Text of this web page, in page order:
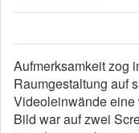
Aufmerksamkeit zog
Raumgestaltung auf
Videoleinwände
Bild war auf zwei